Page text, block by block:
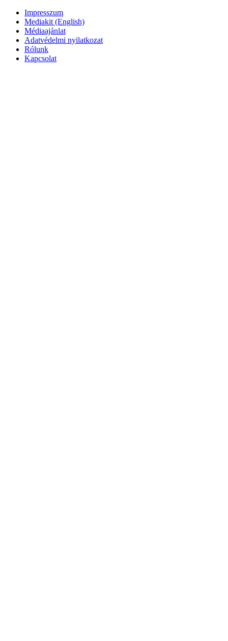
Impresszum
Mediakit (English)
Médiaajánlat
Adatvédelmi nyilatkozat
Rólunk
Kapcsolat